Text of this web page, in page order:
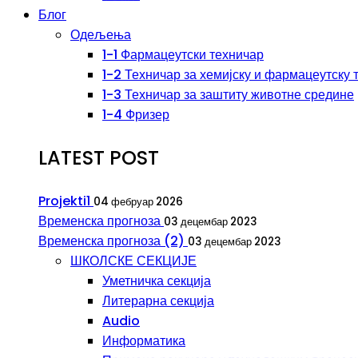
Блог
Одељења
1-1 Фармацеутски техничар
1-2 Техничар за хемијску и фармацеутску
1-3 Техничар за заштиту животне средине
1-4 Фризер
LATEST POST
Projekti1 04 фебруар 2026
Временска прогноза 03 децембар 2023
Временска прогноза (2) 03 децембар 2023
ШКОЛСКЕ СЕКЦИЈЕ
Уметничка секција
Литерарна секција
Audio
Информатика